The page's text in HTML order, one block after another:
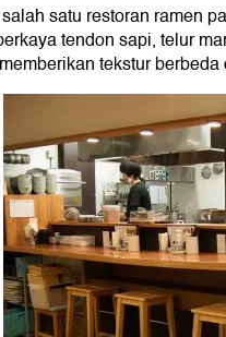
satu restoran ramen
tendon sapi, telur
tekstur berbeda